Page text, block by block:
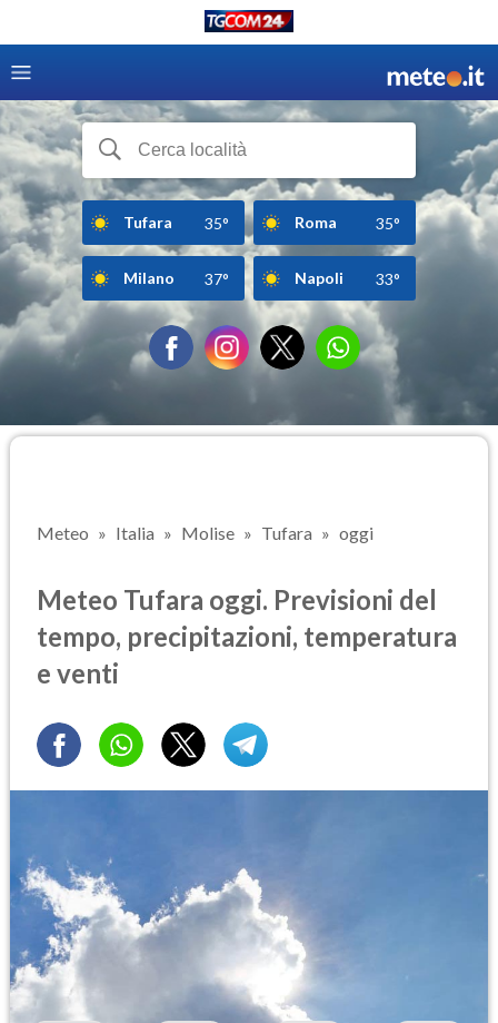
Tufara 35° Roma 35°
Milano 37° Napoli 33°
Meteo Italia Molise Tufara oggi
Meteo Tufara oggi. Previsioni del
tempo, precipitazioni, temperatura
e venti